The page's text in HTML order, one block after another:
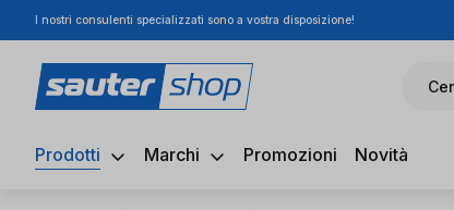
al contenuto principale
Salta alla ricerca
Passa alla navigazione principale
I nostri consulenti specializzati sono a vostra disposizione!
Prodotti Marchi Promozioni Novità